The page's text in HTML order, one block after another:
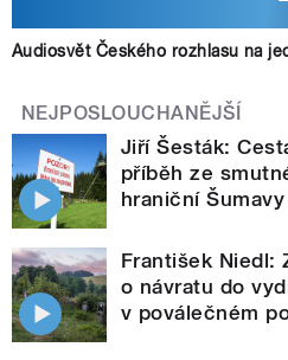
Audiosvět Českého rozhlasu na
NEJPOSLOUCHANĚJŠÍ
Jiří Šesták:
příběh ze
hraniční
František Niedl:
o návratu do
v poválečném